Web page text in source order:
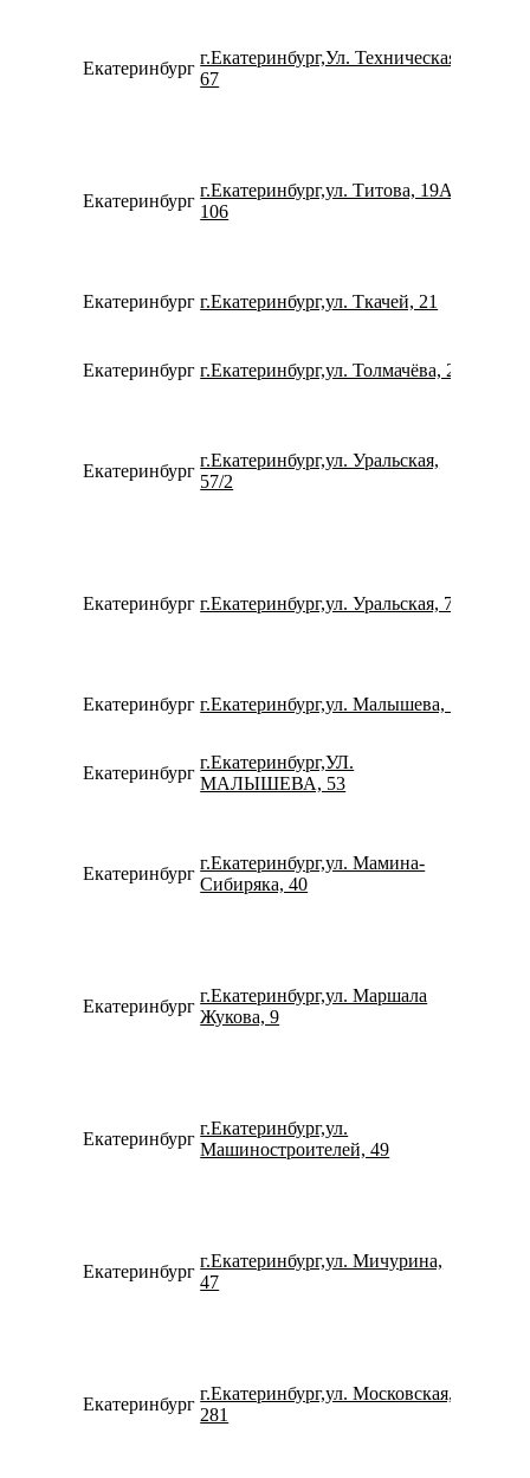
Екатеринбург
г.Екатеринбург,Ул. Техническая,
67
Екатеринбург
г.Екатеринбург,ул. Титова, 19А,
106
Екатеринбург г.Екатеринбург,ул. Ткачей, 21
Екатеринбург г.Екатеринбург,ул. Толмачёва, 22
Екатеринбург
г.Екатеринбург,ул. Уральская,
57/2
Екатеринбург г.Екатеринбург,ул. Уральская, 77
Екатеринбург г.Екатеринбург,ул. Малышева, 5
Екатеринбург
г.Екатеринбург,УЛ.
МАЛЫШЕВА, 53
Екатеринбург
г.Екатеринбург,ул. Мамина-
Сибиряка, 40
Екатеринбург
г.Екатеринбург,ул. Маршала
Жукова, 9
Екатеринбург
г.Екатеринбург,ул.
Машиностроителей, 49
Екатеринбург
г.Екатеринбург,ул. Мичурина,
47
Екатеринбург
г.Екатеринбург,ул. Московская,
281